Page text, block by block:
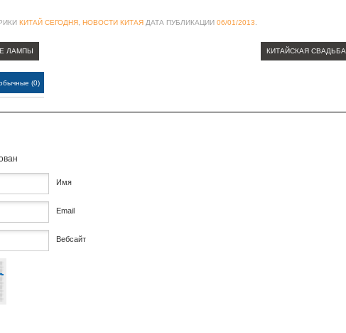
КИТАЙ СЕГОДНЯ НОВОСТИ КИТАЯ ДАТА ПУБЛИКАЦИИ 06/01/2013
ЛАМПЫ КИТАЙСКАЯ СВАДЬБА
(0)
Имя
Email
Вебсайт